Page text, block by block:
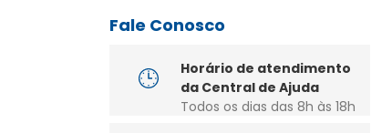
Fale Conosco
Horário de atendimento
da Central de Ajuda
Todos os dias das 8h às 18h